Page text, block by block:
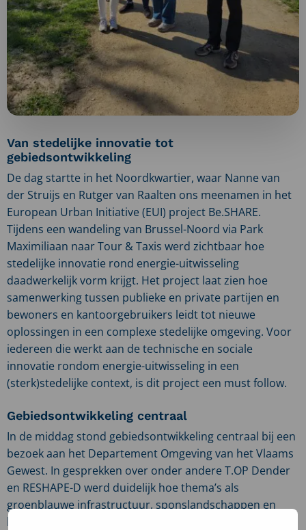
Van stedelijke innovatie tot
gebiedsontwikkeling
De dag startte in het Noordkwartier, waar Nanne van
der Struijs en Rutger van Raalten ons meenamen in het
European Urban Initiative (EUI) project Be.SHARE.
Tijdens een wandeling van Brussel-Noord via Park
Maximiliaan naar Tour & Taxis werd zichtbaar hoe
stedelijke innovatie rond energie-uitwisseling
daadwerkelijk vorm krijgt. Het project laat zien hoe
samenwerking tussen publieke en private partijen en
bewoners en kantoorgebruikers leidt tot nieuwe
oplossingen in een complexe stedelijke omgeving. Voor
iedereen die werkt aan de technische en sociale
innovatie rondom energie-uitwisseling in een
(sterk)stedelijke context, is dit project een must follow.
Gebiedsontwikkeling centraal
In de middag stond gebiedsontwikkeling centraal bij een
bezoek aan het Departement Omgeving van het Vlaams
Gewest. In gesprekken over onder andere T.OP Dender
en RESHAPE-D werd duidelijk hoe thema’s als
groenblauwe infrastructuur, sponslandschappen en
bodemkwaliteit samenkomen in integrale